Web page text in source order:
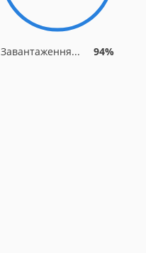
Завантаження... 94%